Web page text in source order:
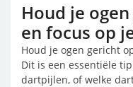
Houd je
en focus op
Houd je ogen gericht
Dit is een essentiële
dartpijlen, of welke